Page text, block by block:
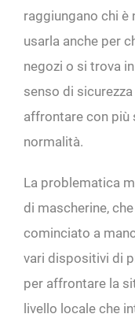
raggiungano chi è
usarla anche per
negozi o si trova
senso di
affrontare con più
normalità.
La problematica
di mascherine,
cominciato a
vari dispositivi di
per affrontare la
livello locale che